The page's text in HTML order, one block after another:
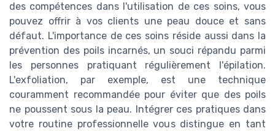
des compétences dans l'utilisation de ces soins, vous
pouvez offrir à vos clients une peau douce et sans
défaut. L'importance de ces soins réside aussi dans la
prévention des poils incarnés, un souci répandu parmi
les personnes pratiquant régulièrement l'épilation.
L'exfoliation, par exemple, est une technique
couramment recommandée pour éviter que des poils
ne poussent sous la peau. Intégrer ces pratiques dans
votre routine professionnelle vous distingue en tant